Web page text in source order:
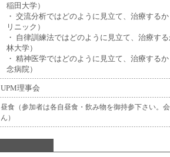
稲田大学）
・ 交流分析ではどのように見立て、治療する
リニック）
・ 自律訓練法ではどのように見立て、治療す
林大学）
・ 精神医学ではどのように見立て、治療する
念病院）
UPM理事会
昼食（参加者は各自昼食・飲み物を御持参下さい。
ん）